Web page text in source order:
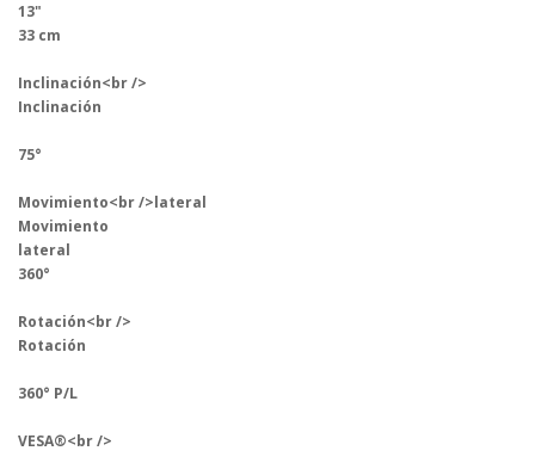
13"
33 cm
Inclinación<br />
Inclinación
75°
Movimiento<br />lateral
Movimiento
lateral
360°
Rotación<br />
Rotación
360° P/L
VESA®<br />